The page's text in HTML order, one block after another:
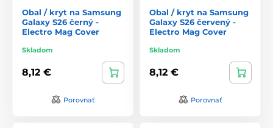
Obal / kryt na Samsung
Galaxy S26 černý -
Electro Mag Cover
Skladom
8,12 €
Porovnať
Obal / kryt na Samsung
Galaxy S26 červený -
Electro Mag Cover
Skladom
8,12 €
Porovnať